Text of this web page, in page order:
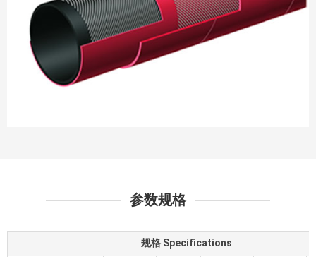
参数规格
规格 Specifications